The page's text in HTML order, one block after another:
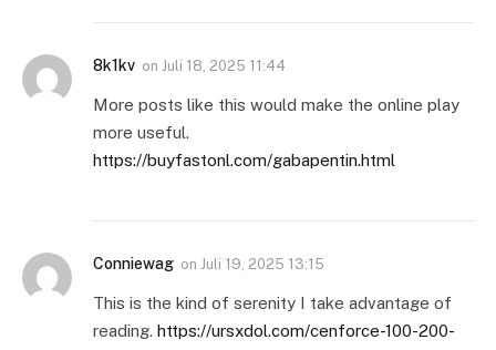
8k1kv on Juli 18, 2025 11:44
More posts like this would make the online play
more useful.
https://buyfastonl.com/gabapentin.html
Conniewag on Juli 19, 2025 13:15
This is the kind of serenity I take advantage of
reading. https://ursxdol.com/cenforce-100-200-